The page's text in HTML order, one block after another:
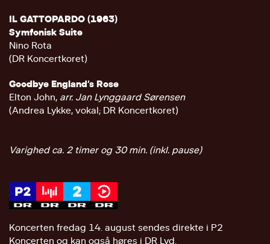
IL GATTOPARDO (1963)
Symfonisk Suite
Nino Rota
(DR Koncertkoret)
Goodbye England’s Rose
Elton John, arr. Jan Lynggaard Sørensen
(Andrea Lykke, vokal; DR Koncertkoret)
Varighed ca. 2 timer og 30 min. (inkl. pause)
Koncerten fredag 14. august sendes direkte i P2
Koncerten og kan også høres i DR Lyd.